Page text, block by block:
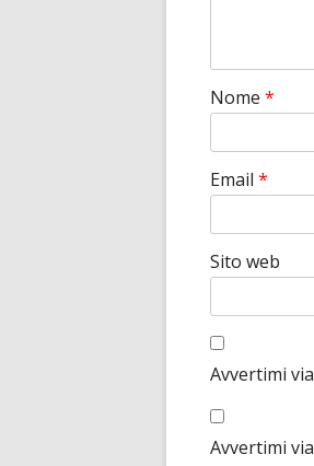
Nome *
Email *
Sito web
Avvertimi
Avvertimi